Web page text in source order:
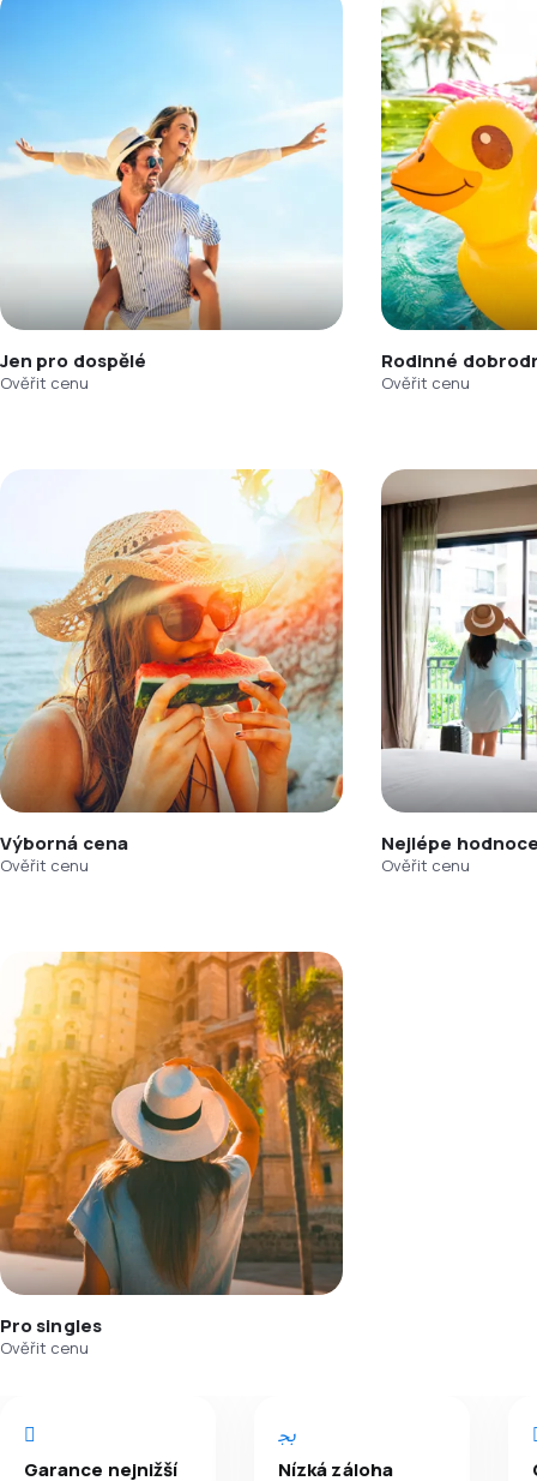
Jen pro dospělé
Ověřit cenu
Rodinné
Ověřit cenu
Výborná cena
Ověřit cenu
Nejlépe
Ověřit cenu
Pro singles
Ověřit cenu
Garance nejnižší
Nízká záloha